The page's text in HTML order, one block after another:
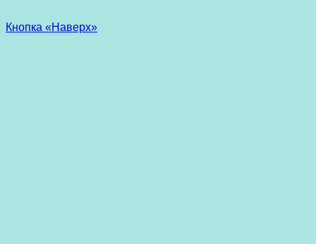
Кнопка «Наверх»